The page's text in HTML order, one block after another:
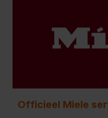
Officieel Miele